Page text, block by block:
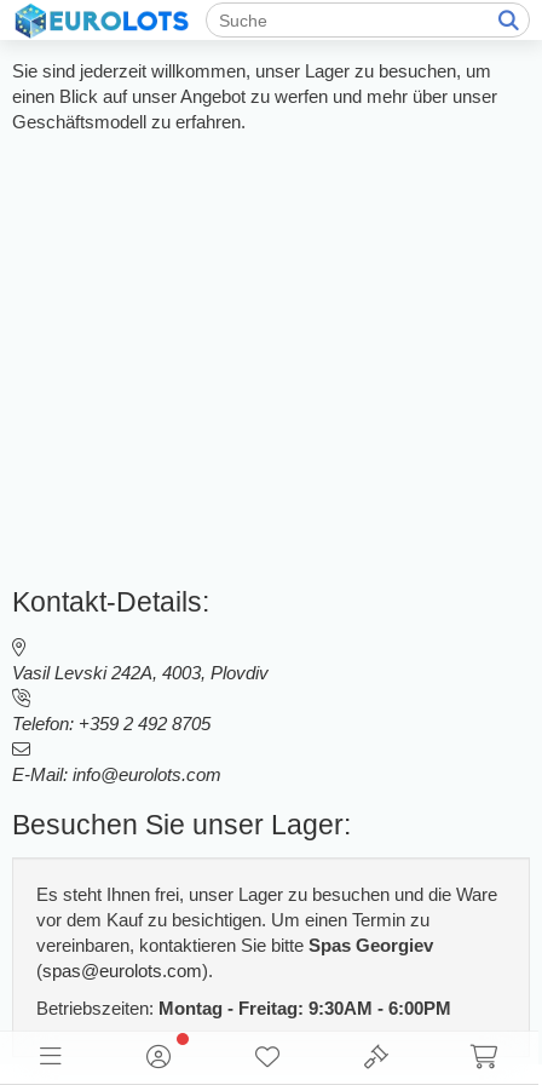
Sie sind jederzeit willkommen, unser Lager zu besuchen, um
einen Blick auf unser Angebot zu werfen und mehr über unser
Geschäftsmodell zu erfahren.
Kontakt-Details:
Vasil Levski 242A, 4003, Plovdiv
Telefon: +359 2 492 8705
E-Mail: info@eurolots.com
Besuchen Sie unser Lager:
Es steht Ihnen frei, unser Lager zu besuchen und die Ware
vor dem Kauf zu besichtigen. Um einen Termin zu
vereinbaren, kontaktieren Sie bitte Spas Georgiev
(spas@eurolots.com).
Betriebszeiten: Montag - Freitag: 9:30AM - 6:00PM